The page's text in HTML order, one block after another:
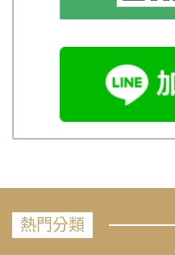
熱門分類